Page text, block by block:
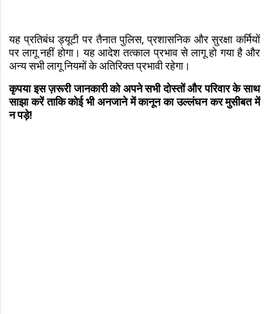
यह प्रतिबंध ड्यूटी पर तैनात पुलिस, प्रशासनिक और सुरक्षा कर्मियों
पर लागू नहीं होगा। यह आदेश तत्काल प्रभाव से लागू हो गया है और
अन्य सभी लागू नियमों के अतिरिक्त प्रभावी रहेगा।
कृपया इस ज़रूरी जानकारी को अपने सभी दोस्तों और परिवार के साथ
साझा करें ताकि कोई भी अनजाने में कानून का उल्लंघन कर मुसीबत में
न पड़े!